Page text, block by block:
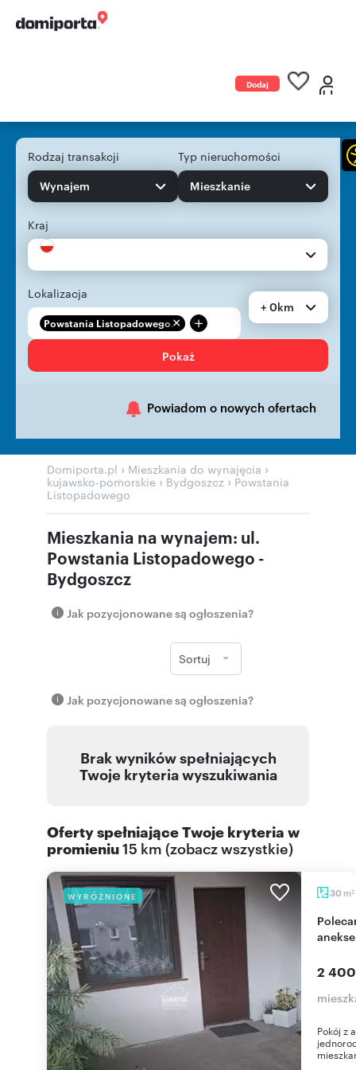
Dodaj
Rodzaj transakcji
Wynajem
Typ nieruchomości
Mieszkanie
Kraj
Lokalizacja
Powstania Listopadowego... +
+ 0km
Pokaż
Powiadom o nowych ofertach
Domiporta.pl › Mieszkania do wynajęcia ›
kujawsko-pomorskie › Bydgoszcz › Powstania
Listopadowego
Mieszkania na wynajem: ul.
Powstania Listopadowego -
Bydgoszcz
Jak pozycjonowane są ogłoszenia?
Sortuj
Jak pozycjonowane są ogłoszenia?
Brak wyników spełniających
Twoje kryteria wyszukiwania
Oferty spełniające Twoje kryteria w
promieniu15 km (zobacz wszystkie)
WYRÓŻNIONE 30 m2
Polecam komfortowe 2-pokojowe mieszkanie z
2
Pokój z